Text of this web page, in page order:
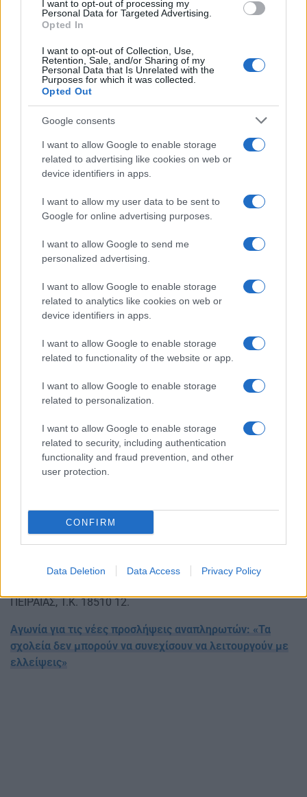
I want to opt-out of processing my
Personal Data for Targeted Advertising.
Opted In
I want to opt-out of Collection, Use,
Retention, Sale, and/or Sharing of my
Personal Data that Is Unrelated with the
Purposes for which it was collected.
Opted Out
Google consents
I want to allow Google to enable storage
related to advertising like cookies on web or
device identifiers in apps.
I want to allow my user data to be sent to
Google for online advertising purposes.
I want to allow Google to send me
personalized advertising.
I want to allow Google to enable storage
related to analytics like cookies on web or
device identifiers in apps.
I want to allow Google to enable storage
related to functionality of the website or app.
I want to allow Google to enable storage
related to personalization.
I want to allow Google to enable storage
related to security, including authentication
functionality and fraud prevention, and other
user protection.
CONFIRM
Data Deletion Data Access Privacy Policy
Μετά τη συμπλήρωση και την ηλεκτρονική καταχώρισή
της, η εν λόγω Αίτηση-Υπεύθυνη Δήλωση γίνεται
εκτυπώσιμη. Οι υποψήφιοι/ες πρέπει να εκτυπώσουν
από την εφαρμογή την Αίτηση-Υπεύθυνη Δήλωσή τους,
γνήσιο της υπογραφής, να την υποβάλουν ταχυδρομικά,
με συστημένη αλληλογραφία, μαζί με πλήρη
δικαιολογητικά, τις ημερομηνίες από 10-01-2025, ημέρα
Παρασκευή, έως και 11-02-2025, ημέρα Τρίτη, στην
Επιτροπή Παραλαβής-Ελέγχου δικαιολογητικών,
Μοριοδότησης και Κατάταξης, στην ακόλουθη
ειδικότητας Κυβερνήτη ή Μηχανικού, με εφαρμογή του
συστήματος μοριοδότησης, επιτροπή παραλαβής-
υπουργείο Ναυτιλίας & Νησιωτικής Πολιτικής/
ΠΕΙΡΑΙΑΣ, Τ.Κ. 18510 12.
Αγωνία για τις νέες προσλήψεις αναπληρωτών: «Τα
σχολεία δεν μπορούν να συνεχίσουν να λειτουργούν με
ελλείψεις»